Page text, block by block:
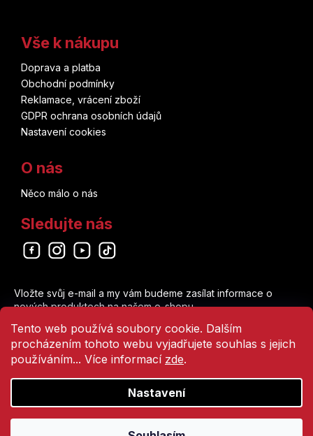
Tento web používá soubory cookie. Dalším
procházením tohoto webu vyjadřujete souhlas s jejich
používáním... Více informací zde.
Nastavení
Vše k nákupu
Doprava a platba
Obchodní podmínky
Reklamace, vrácení zboží
GDPR ochrana osobních údajů
Nastavení cookies
O nás
Něco málo o nás
Sledujte nás
Odebírat newsletter
Vložte svůj e-mail a my vám budeme zasílat informace o
nových produktech na našem e-shopu.
E-mail
Vložením e-mailu souhlasíte s